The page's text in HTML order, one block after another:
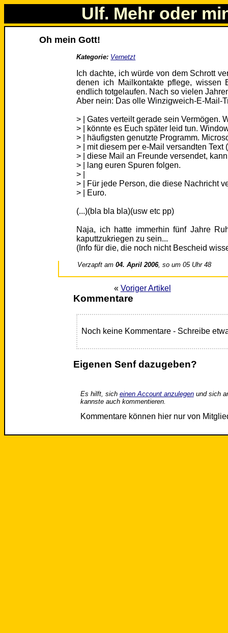
Ulf. Mehr oder
Oh mein Gott!
Kategorie: Vernetzt
Ich dachte, ich würde von dem Schrott
denen ich Mailkontakte pflege, wissen
endlich totgelaufen. Nach so vielen
Aber nein: Das olle Winzigweich-E-Mail-
> | Gates verteilt gerade sein Vermögen.
> | könnte es Euch später leid tun.
> | häufigsten genutzte Programm.
> | mit diesem per e-Mail versandten Text
> | diese Mail an Freunde versendet,
> | lang euren Spuren folgen.
> |
> | Für jede Person, die diese Nachricht
> | Euro.
(...)(bla bla bla)(usw etc pp)
Naja, ich hatte immerhin fünf Jahre
kaputtzukriegen zu sein...
(Info für die, die noch nicht Bescheid
Verzapft am04. April 2006, so um 05 Uhr 48
« Voriger Artikel
Kommentare
Noch keine Kommentare - Schreibe
Eigenen Senf dazugeben?
Es hilft, sich einen Account anzulegenund sich
kannste auch kommentieren.
Kommentare können hier nur von